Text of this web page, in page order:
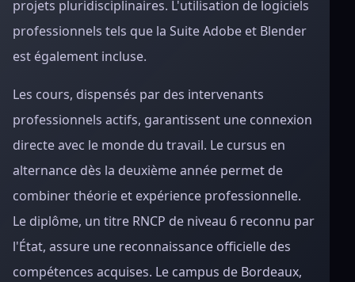
projets pluridisciplinaires. L'utilisation de logiciels
professionnels tels que la Suite Adobe et Blender
est également incluse.
Les cours, dispensés par des intervenants
professionnels actifs, garantissent une connexion
directe avec le monde du travail. Le cursus en
alternance dès la deuxième année permet de
combiner théorie et expérience professionnelle.
Le diplôme, un titre RNCP de niveau 6 reconnu par
l'État, assure une reconnaissance officielle des
compétences acquises. Le campus de Bordeaux,